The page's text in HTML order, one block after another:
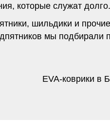
которые служат
шильдики и
мы подбирали